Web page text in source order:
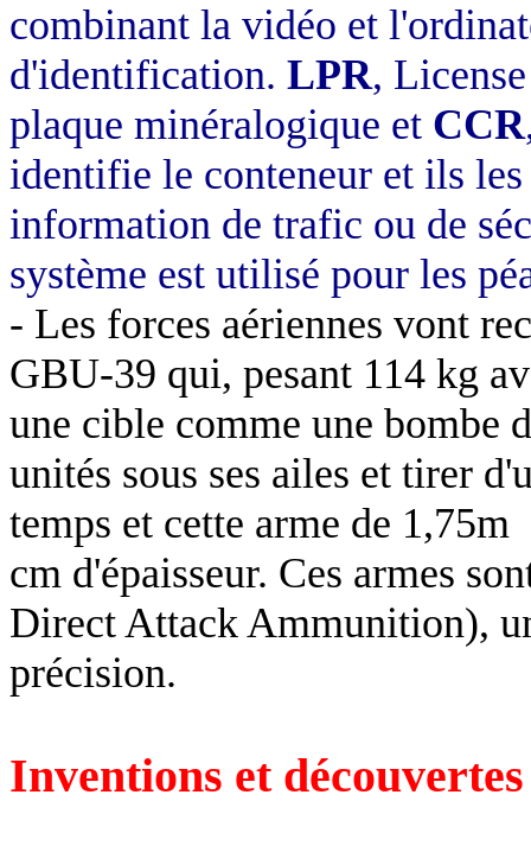
combinant la vidéo et
d'identification. LPR,
plaque minéralogique et CCR
identifie le conteneur et ils
information de trafic ou de
système est utilisé pour les
- Les forces aériennes vont
GBU-39 qui, pesant 114 kg
une cible comme une bombe
unités sous ses ailes et tirer
temps et cette arme de 1,75m
cm d'épaisseur. Ces armes
Direct Attack Ammunition),
précision.
Inventions et découvertes